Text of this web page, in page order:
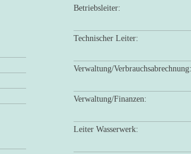
Betriebsleiter:
Technischer Leiter:
Verwaltung/
Verwaltung/Finanzen:
Leiter Wasserwerk: